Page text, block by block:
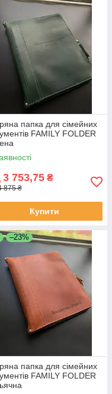
папка для сімейних
FAMILY FOLDER
3 753,75 ₴
875 ₴
Купити
–23%
папка для сімейних
FAMILY FOLDER